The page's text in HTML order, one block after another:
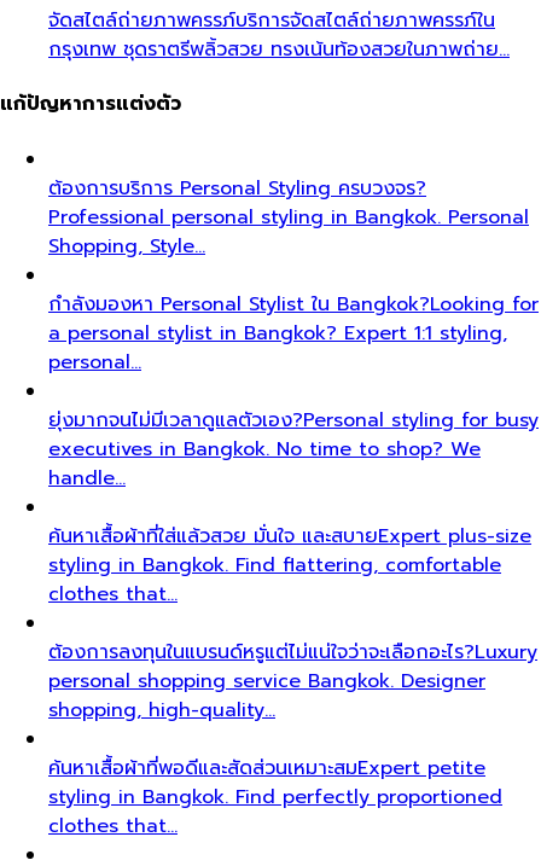
จัดสไตล์ถ่ายภาพครรภ์บริการจัดสไตล์ถ่ายภาพครรภ์ใน
กรุงเทพ ชุดราตรีพลิ้วสวย ทรงเน้นท้องสวยในภาพถ่าย…
แก้ปัญหาการแต่งตัว
ต้องการบริการ Personal Styling ครบวงจร?
Professional personal styling in Bangkok. Personal
Shopping, Style…
กำลังมองหา Personal Stylist ใน Bangkok?Looking for
a personal stylist in Bangkok? Expert 1:1 styling,
personal…
ยุ่งมากจนไม่มีเวลาดูแลตัวเอง?Personal styling for busy
executives in Bangkok. No time to shop? We
handle…
ค้นหาเสื้อผ้าที่ใส่แล้วสวย มั่นใจ และสบายExpert plus-size
styling in Bangkok. Find flattering, comfortable
clothes that…
ต้องการลงทุนในแบรนด์หรูแต่ไม่แน่ใจว่าจะเลือกอะไร?Luxury
personal shopping service Bangkok. Designer
shopping, high-quality…
ค้นหาเสื้อผ้าที่พอดีและสัดส่วนเหมาะสมExpert petite
styling in Bangkok. Find perfectly proportioned
clothes that…